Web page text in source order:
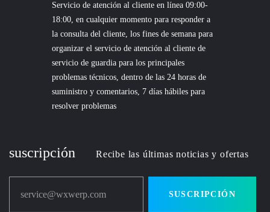
Servicio de atención al cliente en línea 09:00-
18:00, en cualquier momento para responder a
la consulta del cliente, los fines de semana para
organizar el servicio de atención al cliente de
servicio de guardia para los principales
problemas técnicos, dentro de las 24 horas de
suministro y comentarios, 7 días hábiles para
resolver problemas
suscripción Recibe las últimas noticias y ofertas
service@wxwerp.com SUSCRIPCIÓN